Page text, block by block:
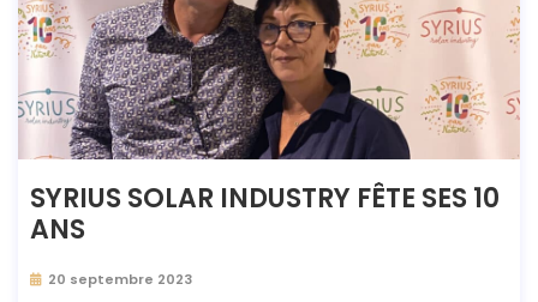
SYRIUS SOLAR INDUSTRY FÊTE SES 10
ANS
20 septembre 2023